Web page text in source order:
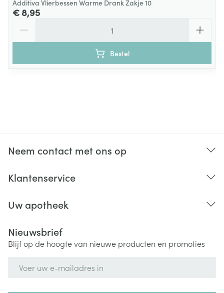
Additiva Vlierbessen Warme Drank Zakje 10
€ 8,95
Bestel
Neem contact met ons op
Klantenservice
Uw apotheek
Nieuwsbrief
Blijf op de hoogte van nieuwe producten en promoties